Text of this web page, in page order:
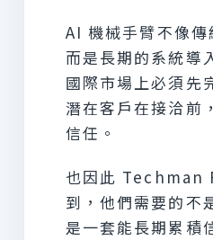
AI 機械手臂不像傳
而是長期的系統導
國際市場上必須先
潛在客戶在接洽前
信任。
也因此 Techman
到，他們需要的不
是一套能長期累積